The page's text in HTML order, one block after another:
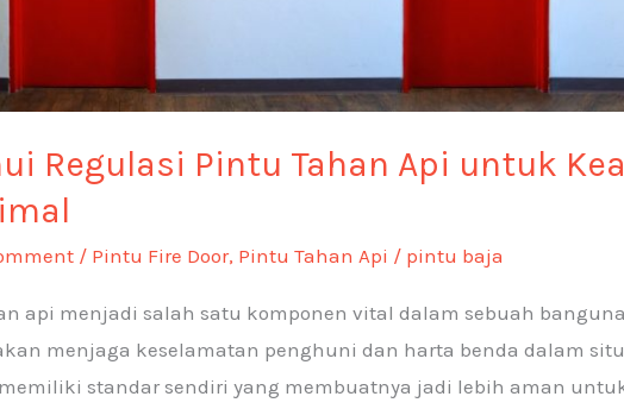
Regulasi Pintu Tahan Api untuk
/ Pintu Fire Door, Pintu Tahan Api / pintu baja
api menjadi salah satu komponen vital dalam sebuah
menjaga keselamatan penghuni dan harta benda dalam
standar sendiri yang membuatnya jadi lebih aman